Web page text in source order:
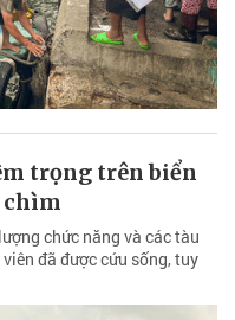
trọng trên biển
chìm
chức năng và các tàu
đã được cứu sống, tuy